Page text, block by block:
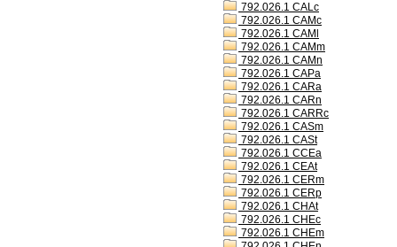
792.026.1 CALc
792.026.1 CAMc
792.026.1 CAMl
792.026.1 CAMm
792.026.1 CAMn
792.026.1 CAPa
792.026.1 CARa
792.026.1 CARn
792.026.1 CARRc
792.026.1 CASm
792.026.1 CASt
792.026.1 CCEa
792.026.1 CEAt
792.026.1 CERm
792.026.1 CERp
792.026.1 CHAt
792.026.1 CHEc
792.026.1 CHEm